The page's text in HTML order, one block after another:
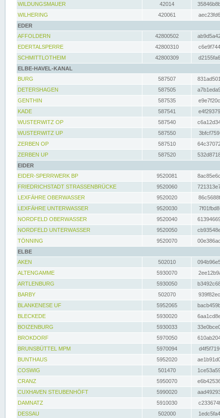
WILDUNGSMAUER
42014
WILHERING
420061
EDER
AFFOLDERN
42800502
EDERTALSPERRE
42800310
SCHMITTLOTHEIM
42800309
ELBE-HAVEL-KANAL
BURG
587507
DETERSHAGEN
587505
GENTHIN
587535
KADE
587541
WUSTERWITZ OP
587540
WUSTERWITZ UP
587550
ZERBEN OP
587510
ZERBEN UP
587520
EIDER
EIDER-SPERRWERK BP
9520081
FRIEDRICHSTADT STRASSENBRÜCKE
9520060
LEXFÄHRE OBERWASSER
9520020
LEXFÄHRE UNTERWASSER
9520030
NORDFELD OBERWASSER
9520040
NORDFELD UNTERWASSER
9520050
TÖNNING
9520070
ELBE
AKEN
502010
ALTENGAMME
5930070
ARTLENBURG
5930050
BARBY
502070
BLANKENESE UF
5952065
BLECKEDE
5930020
BOIZENBURG
5930033
BROKDORF
5970050
BRUNSBÜTTEL MPM
5970094
BUNTHAUS
5952020
COSWIG
501470
CRANZ
5950070
CUXHAVEN STEUBENHÖFT
5990020
DAMNATZ
5910030
DESSAU
502000